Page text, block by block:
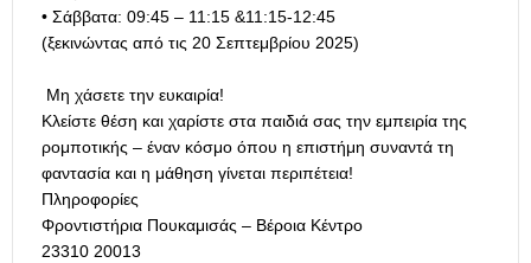
• Σάββατα: 09:45 – 11:15 &11:15-12:45
(ξεκινώντας από τις 20 Σεπτεμβρίου 2025)
Μη χάσετε την ευκαιρία!
Κλείστε θέση και χαρίστε στα παιδιά σας την εμπειρία της
ρομποτικής – έναν κόσμο όπου η επιστήμη συναντά τη
φαντασία και η μάθηση γίνεται περιπέτεια!
Πληροφορίες
Φροντιστήρια Πουκαμισάς – Βέροια Κέντρο
23310 20013